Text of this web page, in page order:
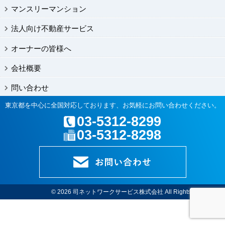
マンスリーマンション
法人向け不動産サービス
オーナーの皆様へ
会社概要
問い合わせ
東京都を中心に全国対応しております、お気軽にお問い合わせください。
03-5312-8299
03-5312-8298
© 2026司ネットワークサービス株式会社 All Rights Reserved.